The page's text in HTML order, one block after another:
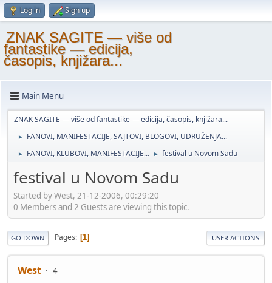
Log in Sign up
ZNAK SAGITE — više od
fantastike — edicija,
časopis, knjižara...
Main Menu
ZNAK SAGITE — više od fantastike — edicija, časopis, knjižara...
► FANOVI, MANIFESTACIJE, SAJTOVI, BLOGOVI, UDRUŽENJA...
► FANOVI, KLUBOVI, MANIFESTACIJE... ► festival u Novom Sadu
festival u Novom Sadu
Started by West, 21-12-2006, 00:29:20
0 Members and 2 Guests are viewing this topic.
GO DOWN Pages 1 USER ACTIONS
West 4